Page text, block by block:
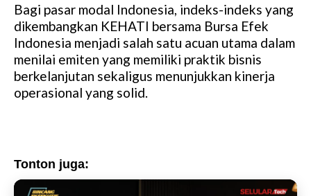
Bagi pasar modal Indonesia, indeks-indeks yang
dikembangkan KEHATI bersama Bursa Efek
Indonesia menjadi salah satu acuan utama dalam
menilai emiten yang memiliki praktik bisnis
berkelanjutan sekaligus menunjukkan kinerja
operasional yang solid.
Tonton juga: